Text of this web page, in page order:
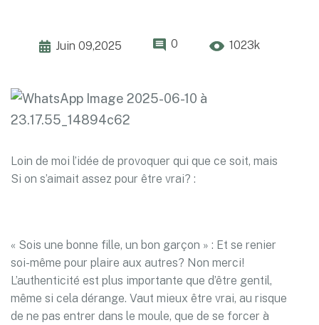
Juin 09,2025 0 1023k
Loin de moi l’idée de provoquer qui que ce soit, mais
Si on s’aimait assez pour être vrai? :
« Sois une bonne fille, un bon garçon » : Et se renier
soi-même pour plaire aux autres? Non merci!
L’authenticité est plus importante que d’être gentil,
même si cela dérange. Vaut mieux être vrai, au risque
de ne pas entrer dans le moule, que de se forcer à